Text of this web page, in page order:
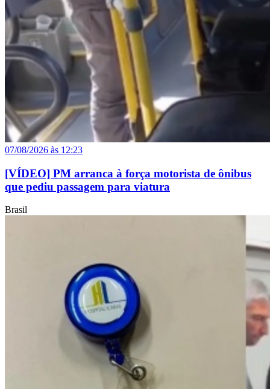
07/08/2026 às 12:23
[VÍDEO] PM arranca à força motorista de ônibus
que pediu passagem para viatura
Brasil